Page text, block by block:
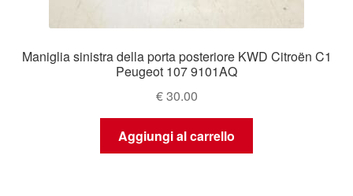
Maniglia sinistra della porta posteriore KWD Citroën C1
Peugeot 107 9101AQ
€30.00
Aggiungi al carrello